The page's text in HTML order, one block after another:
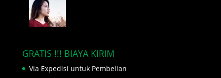
GRATIS !!! BIAYA KIRIM
Via Expedisi untuk Pembelian